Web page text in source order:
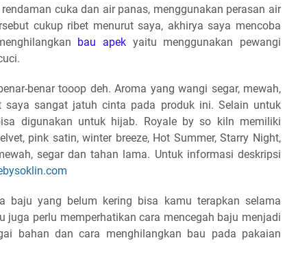
cuka dan air panas, menggunakan perasan air
cukup ribet menurut saya, akhirya saya mencoba
bau apekyaitu menggunakan pewangi
benar tooop deh. Aroma yang wangi segar, mewah,
sangat jatuh cinta pada produk ini. Selain untuk
digunakan untuk hijab. Royale by so kiln memiliki
pink satin, winter breeze, Hot Summer, Starry Night,
segar dan tahan lama. Untuk informasi deskripsi
baju yang belum kering bisa kamu terapkan selama
juga perlu memperhatikan cara mencegah baju menjadi
bahan dan cara menghilangkan bau pada pakaian